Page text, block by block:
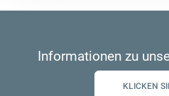
Informationen zu
KLICKEN